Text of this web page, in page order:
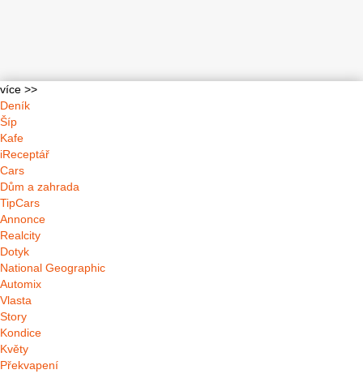
více >>
Deník
Šíp
Kafe
iReceptář
Cars
Dům a zahrada
TipCars
Annonce
Realcity
Dotyk
National Geographic
Automix
Vlasta
Story
Kondice
Květy
Překvapení